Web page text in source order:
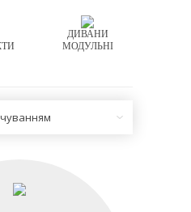
ДИВАНИ
МОДУЛЬНІ